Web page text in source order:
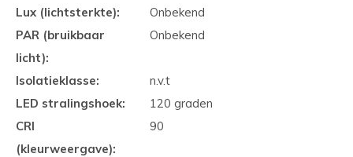
Lux (lichtsterkte):
Onbekend
PAR (bruikbaar
licht):
Onbekend
Isolatieklasse:
n.v.t
LED stralingshoek:
120 graden
CRI
(kleurweergave):
90